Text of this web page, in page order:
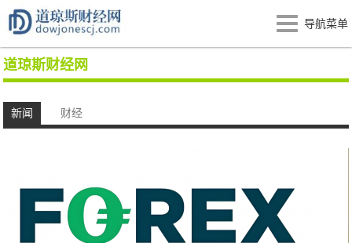
导航菜单
道琼斯财经网
新闻 财经